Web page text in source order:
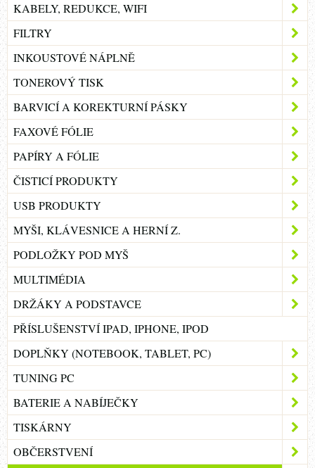
KABELY, REDUKCE, WIFI
FILTRY
INKOUSTOVÉ NÁPLNĚ
TONEROVÝ TISK
BARVICÍ A KOREKTURNÍ PÁSKY
FAXOVÉ FÓLIE
PAPÍRY A FÓLIE
ČISTICÍ PRODUKTY
USB PRODUKTY
MYŠI, KLÁVESNICE A HERNÍ Z.
PODLOŽKY POD MYŠ
MULTIMÉDIA
DRŽÁKY A PODSTAVCE
PŘÍSLUŠENSTVÍ IPAD, IPHONE, IPOD
DOPLŇKY (NOTEBOOK, TABLET, PC)
TUNING PC
BATERIE A NABÍJEČKY
TISKÁRNY
OBČERSTVENÍ